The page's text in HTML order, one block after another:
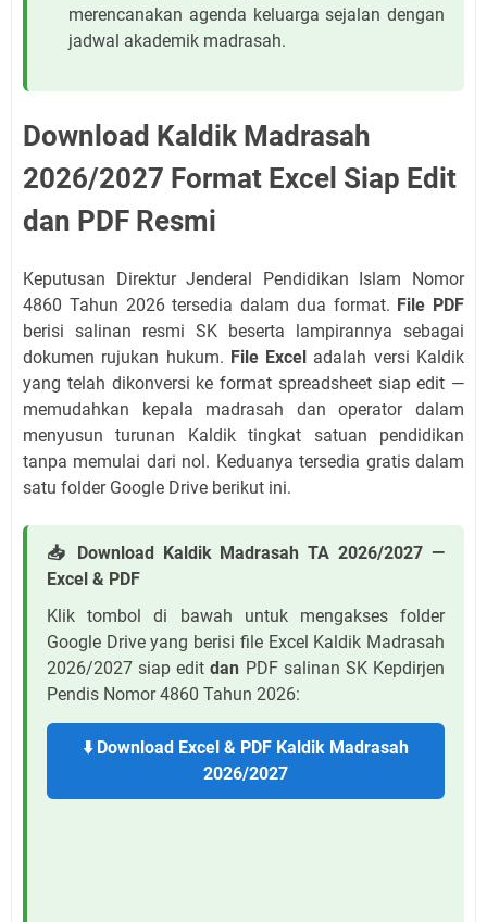
merencanakan agenda keluarga sejalan dengan
jadwal akademik madrasah.
Download Kaldik Madrasah
2026/2027 Format Excel Siap Edit
dan PDF Resmi
Keputusan Direktur Jenderal Pendidikan Islam Nomor
4860 Tahun 2026 tersedia dalam dua format. File PDF
berisi salinan resmi SK beserta lampirannya sebagai
dokumen rujukan hukum. File Excel adalah versi Kaldik
yang telah dikonversi ke format spreadsheet siap edit —
memudahkan kepala madrasah dan operator dalam
menyusun turunan Kaldik tingkat satuan pendidikan
tanpa memulai dari nol. Keduanya tersedia gratis dalam
satu folder Google Drive berikut ini.
📥 Download Kaldik Madrasah TA 2026/2027 —
Excel & PDF
Klik tombol di bawah untuk mengakses folder
Google Drive yang berisi file Excel Kaldik Madrasah
2026/2027 siap editdan PDF salinan SK Kepdirjen
Pendis Nomor 4860 Tahun 2026:
⬇️ Download Excel & PDF Kaldik Madrasah
2026/2027